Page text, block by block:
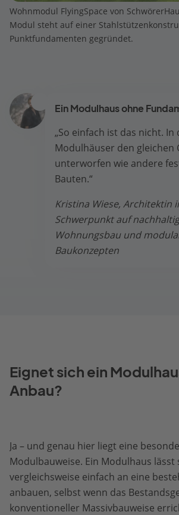
Wohnmodul FlyingSpace von
Modul steht auf einer
Punktfundamenten gegründet.
Ein Modulhaus ohne
„So einfach ist das nicht. In
Modulhäuser den gleichen
unterworfen wie andere
Bauten.“
Kristina Wiese, Architektin
Schwerpunkt auf
Wohnungsbau und
Baukonzepten
Eignet sich ein
Anbau?
Ja – und genau hier liegt eine
Modulbauweise. Ein Modulhaus lässt
vergleichsweise einfach an eine
anbauen, selbst wenn das
konventioneller Massivbauweise